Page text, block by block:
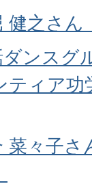
之さん
ンスグ
ティア功
々子さ